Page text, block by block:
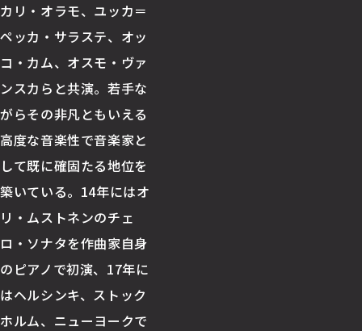
カリ・オラモ、ユッカ＝
ペッカ・サラステ、オッ
コ・カム、オスモ・ヴァ
ンスカらと共演。若手な
がらその非凡ともいえる
高度な音楽性で音楽家と
して既に確固たる地位を
築いている。14年にはオ
リ・ムストネンのチェ
ロ・ソナタを作曲家自身
のピアノで初演、17年に
はヘルシンキ、ストック
ホルム、ニューヨークで